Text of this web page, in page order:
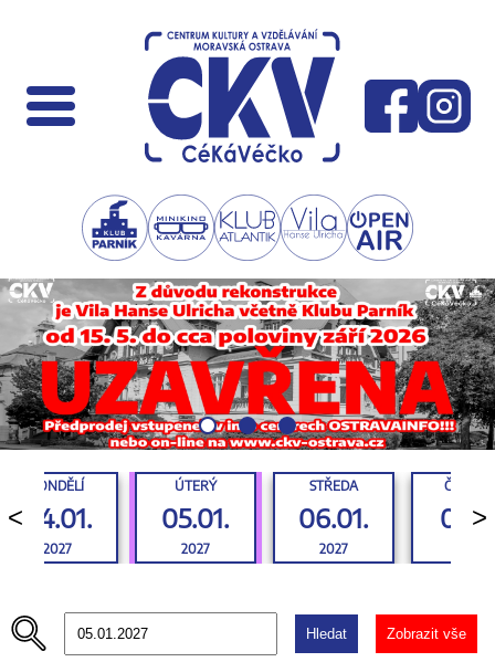
<
PONDĚLÍ
04.01.
2027
ÚTERÝ
05.01.
2027
STŘEDA
06.01.
2027
>
Hledat Zobrazit vše